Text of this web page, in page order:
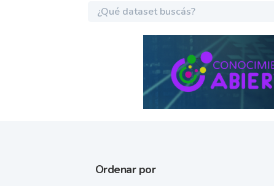
Ordenar por